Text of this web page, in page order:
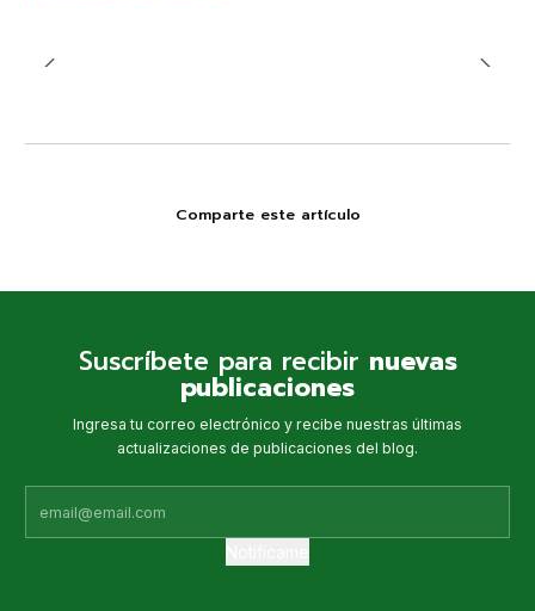
Comparte este artículo
Suscríbete para recibir nuevas
publicaciones
Ingresa tu correo electrónico y recibe nuestras últimas
actualizaciones de publicaciones del blog.